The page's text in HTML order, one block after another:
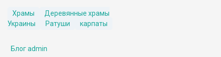
Храмы
Деревянные храмы
Украины
Ратуши карпаты
Блог admin